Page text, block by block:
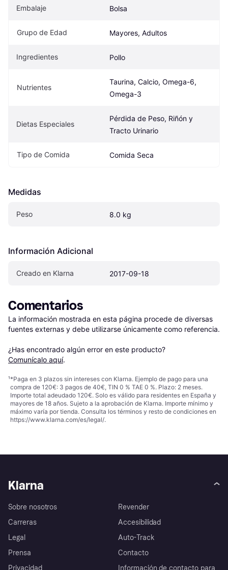
Embalaje Bolsa
Grupo de Edad Mayores, Adultos
Ingredientes Pollo
Nutrientes
Taurina, Calcio, Omega-6,
Omega-3
Dietas Especiales
Pérdida de Peso, Riñón y
Tracto Urinario
Tipo de Comida Comida Seca
Medidas
Peso 8.0 kg
Información Adicional
Creado en Klarna 2017-09-18
Comentarios
La información mostrada en esta página procede de diversas
fuentes externas y debe utilizarse únicamente como referencia.
¿Has encontrado algún error en este producto?
Comunícalo aquí.
¹*Paga en 3 plazos sin intereses con Klarna. Ejemplo de pago para una
compra de 120€: 3 pagos de 40€, TIN 0 % TAE 0 %. Plazo: 2 meses.
Importe total adeudado 120€. Solo es válido para residentes en España y
mayores de 18 años. Sujeto a la aprobación de Klarna. Importe mínimo y
máximo varía por tienda. Consulta los términos y resto de condiciones en
https://www.klarna.com/es/legal/.
Klarna
Sobre nosotros
Carreras
Legal
Prensa
Privacidad
Revender
Accesibilidad
Auto-Track
Contacto
Información de contacto para